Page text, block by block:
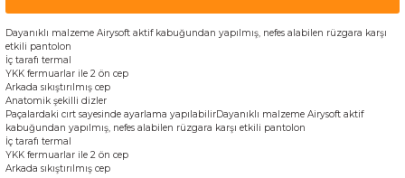
Dayanıklı malzeme Airysoft aktif kabuğundan yapılmış, nefes alabilen rüzgara karşı
etkili pantolon
İç tarafı termal
YKK fermuarlar ile 2 ön cep
Arkada sıkıştırılmış cep
Anatomik şekilli dizler
Paçalardaki cırt sayesinde ayarlama yapılabilirDayanıklı malzeme Airysoft aktif
kabuğundan yapılmış, nefes alabilen rüzgara karşı etkili pantolon
İç tarafı termal
YKK fermuarlar ile 2 ön cep
Arkada sıkıştırılmış cep